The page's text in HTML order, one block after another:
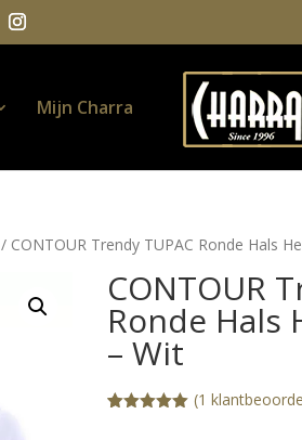
Mijn Charra
/ CONTOUR Trendy TUPAC Ronde Hals
CONTOUR
Ronde Hals
– Wit
(1